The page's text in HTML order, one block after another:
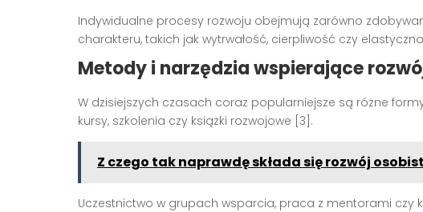
Indywidualne procesy rozwoju obejmują zarówno
charakteru, takich jak wytrwałość, cierpliwość czy
Metody i narzędzia wspierające
W dzisiejszych czasach coraz popularniejsze są różne
kursy, szkolenia czy książki rozwojowe [3].
Z czego tak naprawdę składa się rozwój
Uczestnictwo w grupach wsparcia, praca z mentorami czy